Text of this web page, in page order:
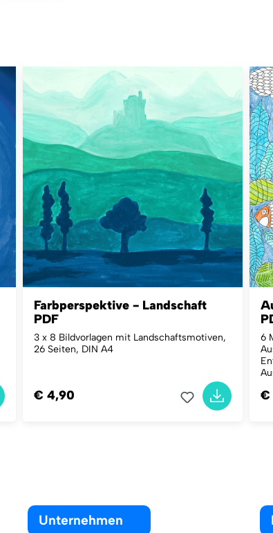
Farbperspektive - Landschaft
PDF
3 x 8 Bildvorlagen mit Landschaftsmotiven,
26 Seiten, DIN A4
€ 4,90
6
€
Unternehmen